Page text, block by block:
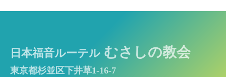
日本福音ルーテル むさしの教会
東京都杉並区下井草1-16-7